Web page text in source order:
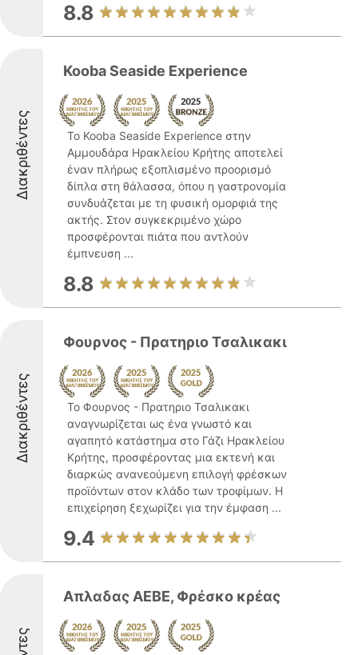
8.8
Διακριθέντες
Kooba Seaside Experience
Το Kooba Seaside Experience στην
Αμμουδάρα Ηρακλείου Κρήτης αποτελεί
έναν πλήρως εξοπλισμένο προορισμό
δίπλα στη θάλασσα, όπου η γαστρονομία
συνδυάζεται με τη φυσική ομορφιά της
ακτής. Στον συγκεκριμένο χώρο
προσφέρονται πιάτα που αντλούν
έμπνευση ...
8.8
Διακριθέντες
Φουρνος - Πρατηριο Τσαλικακι
Το Φουρνος - Πρατηριο Τσαλικακι
αναγνωρίζεται ως ένα γνωστό και
αγαπητό κατάστημα στο Γάζι Ηρακλείου
Κρήτης, προσφέροντας μια εκτενή και
διαρκώς ανανεούμενη επιλογή φρέσκων
προϊόντων στον κλάδο των τροφίμων. Η
επιχείρηση ξεχωρίζει για την έμφαση ...
9.4
Απλαδας ΑΕΒΕ, Φρέσκο κρέας